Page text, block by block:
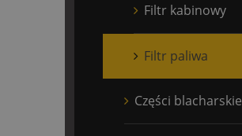
Filtr kabinowy
Filtr paliwa
Części blacharskie